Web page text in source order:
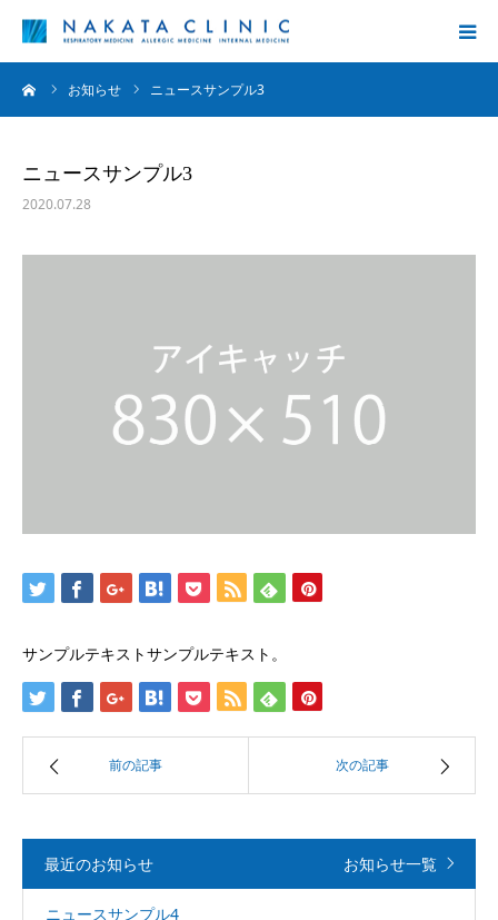
お知らせ ニュースサンプル3
ニュースサンプル3
2020.07.28
サンプルテキストサンプルテキスト。
前の記事 次の記事
最近のお知らせ お知らせ一覧
ニュースサンプル4
診療内容